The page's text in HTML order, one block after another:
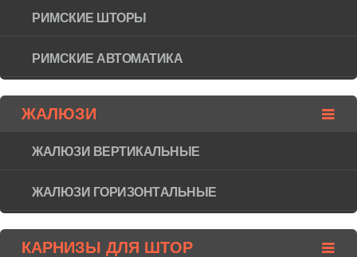
РИМСКИЕ ШТОРЫ
РИМСКИЕ АВТОМАТИКА
ЖАЛЮЗИ
ЖАЛЮЗИ ВЕРТИКАЛЬНЫЕ
ЖАЛЮЗИ ГОРИЗОНТAЛЬНЫЕ
КАРНИЗЫ ДЛЯ ШТОР